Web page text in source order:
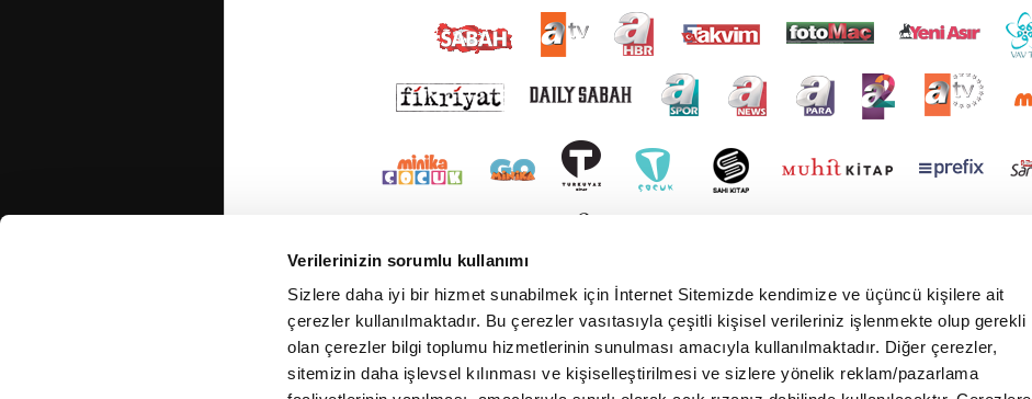
Verilerinizin sorumlu kullanımı
Sizlere daha iyi bir hizmet sunabilmek için İnternet Sitemizde kendimize ve üçüncü kişilere ait
çerezler kullanılmaktadır. Bu çerezler vasıtasıyla çeşitli kişisel verileriniz işlenmekte olup gerekli
olan çerezler bilgi toplumu hizmetlerinin sunulması amacıyla kullanılmaktadır. Diğer çerezler,
sitemizin daha işlevsel kılınması ve kişiselleştirilmesi ve sizlere yönelik reklam/pazarlama